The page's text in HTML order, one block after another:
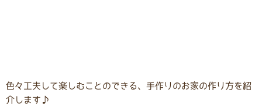
色々工夫して楽しむことのできる、手作りのお家の作り方を紹
介します♪